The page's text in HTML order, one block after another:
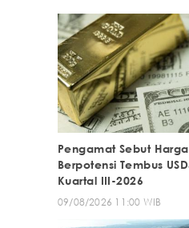
Pengamat Sebut
Berpotensi Tembus
Kuartal III-2026
09/08/2026 11:00 WIB